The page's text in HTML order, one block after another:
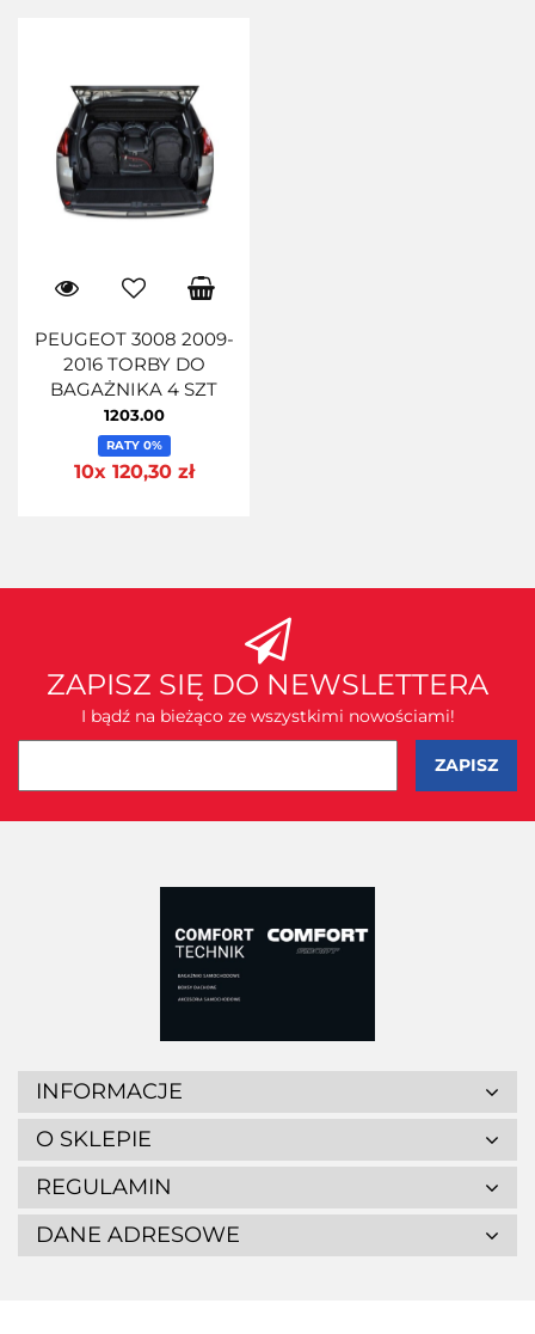
PEUGEOT 3008 2009-
2016 TORBY DO
BAGAŻNIKA 4 SZT
1203.00
RATY 0%
10x 120,30 zł
ZAPISZ SIĘ DO NEWSLETTERA
I bądź na bieżąco ze wszystkimi nowościami!
INFORMACJE
O SKLEPIE
REGULAMIN
DANE ADRESOWE